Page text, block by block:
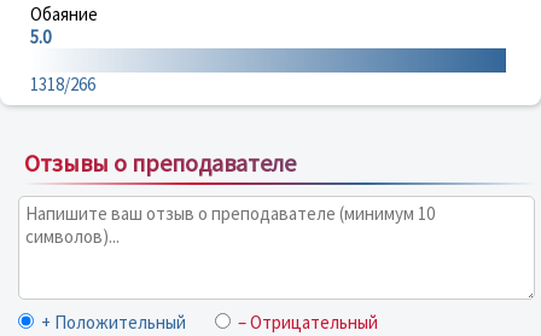
Обаяние
5.0
1318/266
Отзывы о преподавателе
+ Положительный – Отрицательный